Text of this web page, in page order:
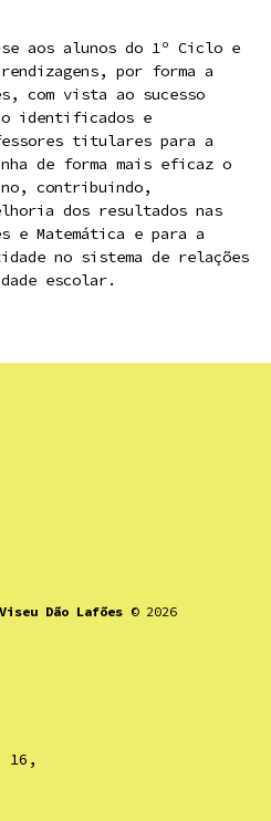
aos alunos do 1º Ciclo e
por forma a
com vista ao sucesso
identificados e
titulares para a
de forma mais eficaz o
contribuindo,
dos resultados nas
e Matemática e para a
no sistema de relações
escolar.
Dão Lafões © 2026
16,